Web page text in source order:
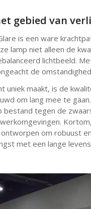
gebied van
is een ware
lamp niet alleen de
lichtbeeld.
de
uniek maakt, is de
om lang mee te
tegen de
om robuust
met een lange